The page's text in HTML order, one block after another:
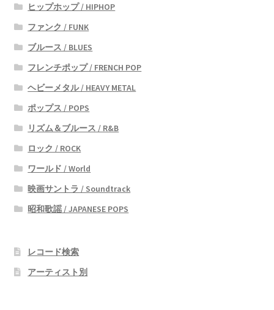
ヒップホップ / HIPHOP
ファンク / FUNK
ブルース / BLUES
フレンチポップ / FRENCH POP
ヘビーメタル / HEAVY METAL
ポップス / POPS
リズム＆ブルース / R&B
ロック / ROCK
ワールド / World
映画サントラ / Soundtrack
昭和歌謡 / JAPANESE POPS
レコード検索
アーティスト別